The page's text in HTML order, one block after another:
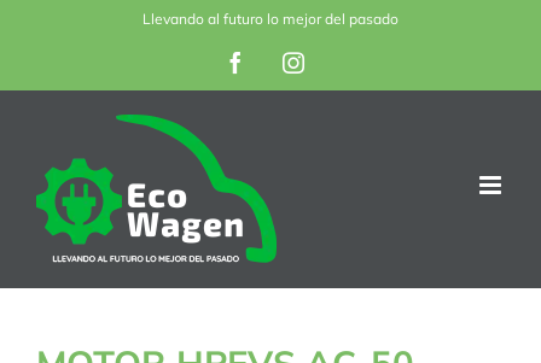
Llevando al futuro lo mejor del pasado
FacebookInstagram